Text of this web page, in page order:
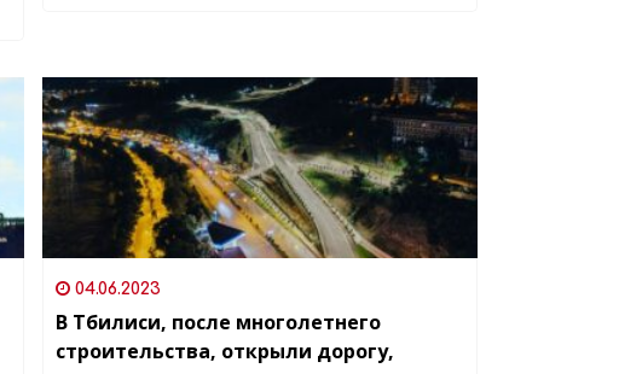
04.06.2023
В Тбилиси, после многолетнего
строительства, открыли дорогу,